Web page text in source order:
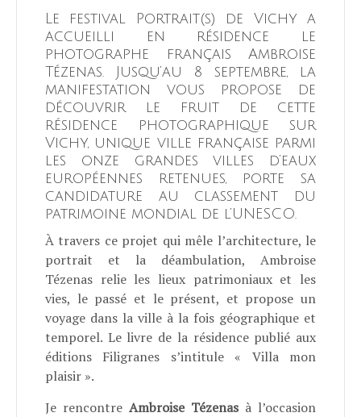
Le festival Portrait(s) de Vichy a
accueilli en résidence le
photographe français Ambroise
Tézenas. Jusqu’au 8 septembre, la
manifestation vous propose de
découvrir le fruit de cette
résidence photographique sur
Vichy, unique ville française parmi
les onze grandes villes d’eaux
européennes retenues, porte sa
candidature au classement du
patrimoine mondial de l’UNESCO.
À travers ce projet qui mêle l’architecture, le
portrait et la déambulation, Ambroise
Tézenas relie les lieux patrimoniaux et les
vies, le passé et le présent, et propose un
voyage dans la ville à la fois géographique et
temporel. Le livre de la résidence publié aux
éditions Filigranes s’intitule « Villa mon
plaisir ».
Je rencontre Ambroise Tézenasà l’occasion